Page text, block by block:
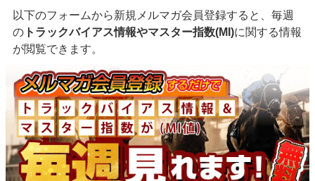
以下のフォームから新規メルマガ会員登録すると、毎週
の トラックバイアス情報やマスター指数(MI)に関する情報
が閲覧できます。